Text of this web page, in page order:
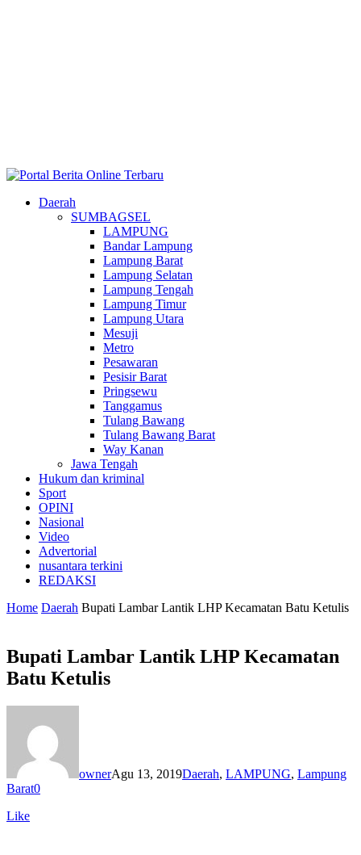
Daerah
SUMBAGSEL
LAMPUNG
Bandar Lampung
Lampung Barat
Lampung Selatan
Lampung Tengah
Lampung Timur
Lampung Utara
Mesuji
Metro
Pesawaran
Pesisir Barat
Pringsewu
Tanggamus
Tulang Bawang
Tulang Bawang Barat
Way Kanan
Jawa Tengah
Hukum dan kriminal
Sport
OPINI
Nasional
Video
Advertorial
nusantara terkini
REDAKSI
Home Daerah Bupati Lambar Lantik LHP Kecamatan Batu Ketulis
Bupati Lambar Lantik LHP Kecamatan
Batu Ketulis
ownerAgu 13, 2019Daerah, LAMPUNG, Lampung
Barat0
Like